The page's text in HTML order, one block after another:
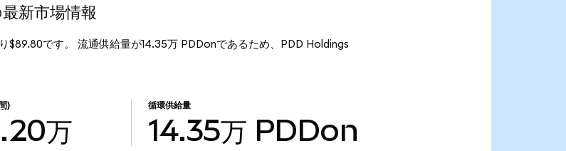
市場情報
$89.80です。 流通供給量が14.35万 PDDonであるため、PDD Holdings
)
万
循環供給量
14.35万 PDDon